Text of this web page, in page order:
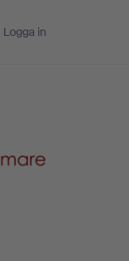
Logga in